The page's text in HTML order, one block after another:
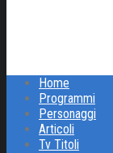
Home
Programmi
Personaggi
Articoli
Tv Titoli